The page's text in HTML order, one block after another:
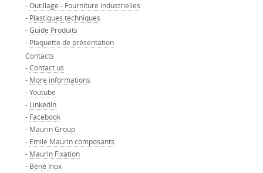
-Outillage - Fourniture industrielles
- Plastiques techniques
-Guide Produits
- Plaquette de présentation
Contacts
-Contact us
- More informations
-Youtube
- LinkedIn
- Facebook
- Maurin Group
- Emile Maurin composants
- Maurin Fixation
- Béné Inox